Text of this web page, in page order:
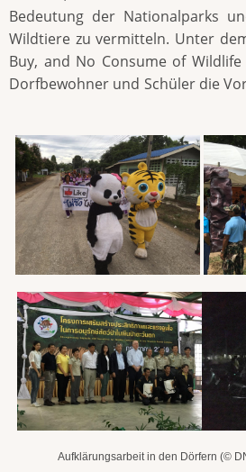
Bedeutung der Nationalparks
Wildtiere zu vermitteln. Unter
Buy, and No Consume of
Dorfbewohner und Schüler die
Aufklärungsarbeit in den Dörfern (​©